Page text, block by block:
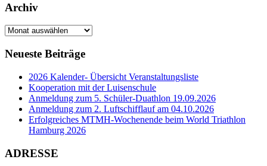
Archiv
Archiv
Neueste Beiträge
2026 Kalender- Übersicht Veranstaltungsliste
Kooperation mit der Luisenschule
Anmeldung zum 5. Schüler-Duathlon 19.09.2026
Anmeldung zum 2. Luftschifflauf am 04.10.2026
Erfolgreiches MTMH-Wochenende beim World Triathlon
Hamburg 2026
ADRESSE